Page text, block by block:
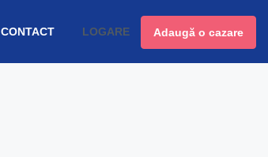
CONTACT LOGARE Adaugă o cazare